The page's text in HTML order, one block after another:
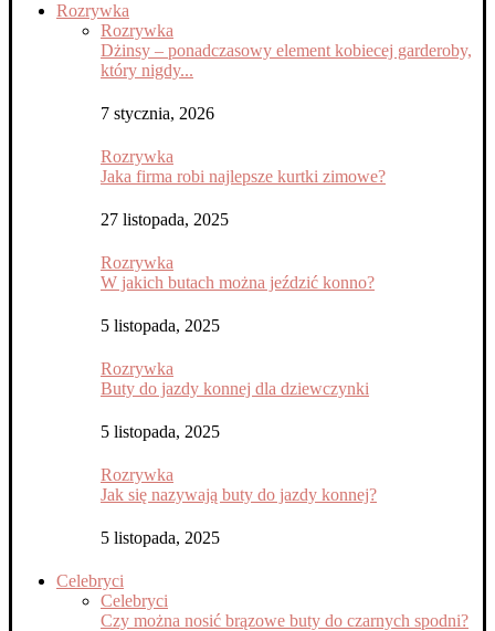
Rozrywka
Rozrywka
Dżinsy – ponadczasowy element kobiecej garderoby,
który nigdy...
7 stycznia, 2026
Rozrywka
Jaka firma robi najlepsze kurtki zimowe?
27 listopada, 2025
Rozrywka
W jakich butach można jeździć konno?
5 listopada, 2025
Rozrywka
Buty do jazdy konnej dla dziewczynki
5 listopada, 2025
Rozrywka
Jak się nazywają buty do jazdy konnej?
5 listopada, 2025
Celebryci
Celebryci
Czy można nosić brązowe buty do czarnych spodni?